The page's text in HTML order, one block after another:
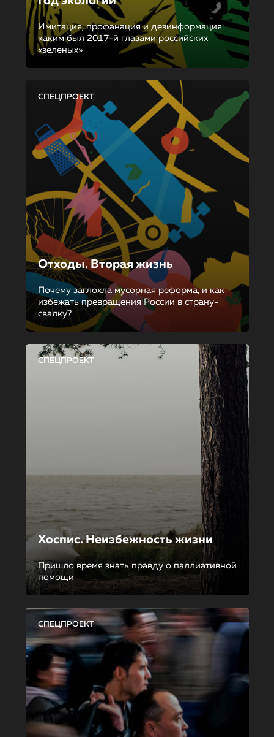
Имитация, профанация и дезинформация:
каким был 2017-й глазами российских
«зеленых»
СПЕЦПРОЕКТ
Отходы. Вторая жизнь
Почему заглохла мусорная реформа, и как
избежать превращения России в страну-
свалку?
СПЕЦПРОЕКТ
Хоспис. Неизбежность жизни
Пришло время знать правду о паллиативной
помощи
СПЕЦПРОЕКТ